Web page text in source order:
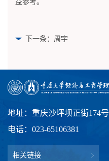
益参考。
下一条：周宇
地址：重庆沙坪坝正街174号
电话：023-65106381
相关链接